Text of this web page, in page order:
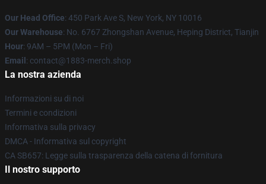
Our Head Office: 450 Park Ave S, New York, NY 10016
Our Warehouse: No. 6767 Zhongshan Avenue, Heping District, Tianjin
Hour: 9AM – 5PM (Mon – Fri)
Email : contact@1883-merch.shop
La nostra azienda
Informazioni su di noi
Termini e condizioni
Informativa sulla privacy
DMCA - Informativa sul copyright
CA SB657: Legge sulla trasparenza della catena di fornitura
Il nostro supporto